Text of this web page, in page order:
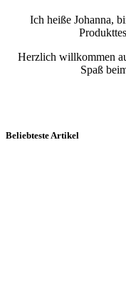
Ich heiße Johanna,
Herzlich willkommen
Spaß
Beliebteste Artikel